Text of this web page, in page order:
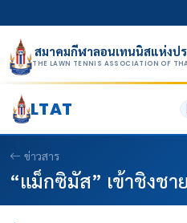
สมาคมกีฬาลอนเทนนิสแห่งป
THE LAWN TENNIS ASSOCIATION OF
LTAT
ข่าวสาร
“แม็กซิมัส” เข้าชิงชา